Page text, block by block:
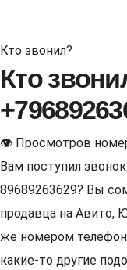
Кто звонил?
Кто
👁 Просмотров
Вам поступил
89689263629? Вы
продавца на Авито,
же номером
какие-то другие